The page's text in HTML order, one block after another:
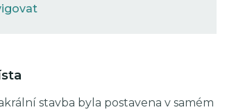
stavba byla postavena v samém